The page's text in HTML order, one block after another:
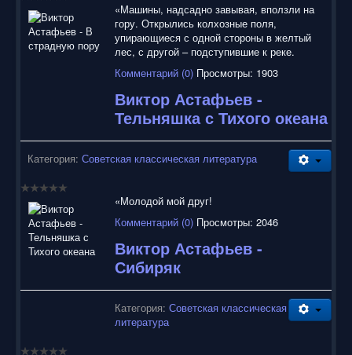
«Машины, надсадно завывая, вползли на
гору. Открылись колхозные поля,
упирающиеся с одной стороны в желтый
лес, с другой – подступившие к реке.
Комментарий (0) Просмотры: 1903
Виктор Астафьев -
Тельняшка с Тихого океана
Категория: Советская классическая литература
«Молодой мой друг!
Комментарий (0) Просмотры: 2046
Виктор Астафьев -
Сибиряк
Категория: Советская классическая
литература